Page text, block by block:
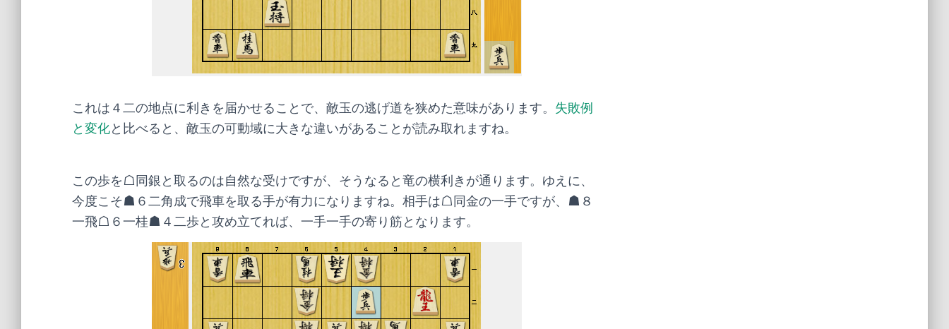
これは４二の地点に利きを届かせることで、敵玉の逃げ道を狭めた意味があります。 失敗例
と変化と比べると、敵玉の可動域に大きな違いがあることが読み取れますね。
この歩を☖同銀と取るのは自然な受けですが、そうなると竜の横利きが通ります。ゆえに、
今度こそ☗６二角成で飛車を取る手が有力になりますね。相手は☖同金の一手ですが、☗８
一飛☖６一桂☗４二歩と攻め立てれば、一手一手の寄り筋となります。